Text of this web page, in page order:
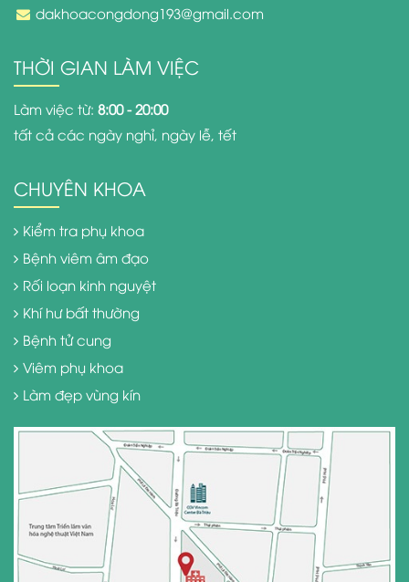
dakhoacongdong193@gmail.com
THỜI GIAN LÀM VIỆC
Làm việc từ: 8:00 - 20:00
tất cả các ngày nghỉ, ngày lễ, tết
CHUYÊN KHOA
Kiểm tra phụ khoa
Bệnh viêm âm đạo
Rối loạn kinh nguyệt
Khí hư bất thường
Bệnh tử cung
Viêm phụ khoa
Làm đẹp vùng kín